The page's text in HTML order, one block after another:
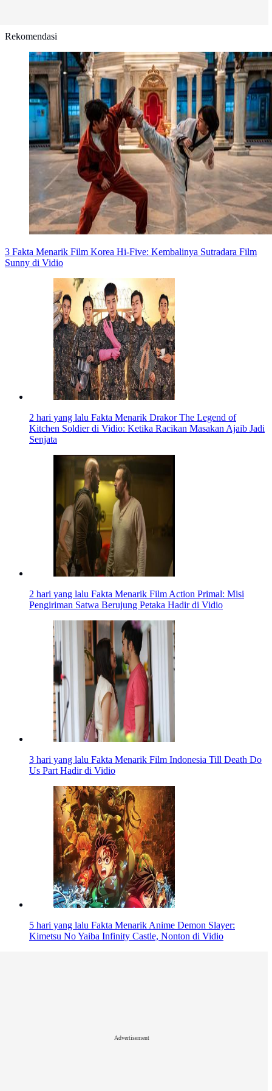
Rekomendasi
3 Fakta Menarik Film Korea Hi-Five: Kembalinya Sutradara Film
Sunny di Vidio
2 hari yang lalu Fakta Menarik Drakor The Legend of
Kitchen Soldier di Vidio: Ketika Racikan Masakan Ajaib Jadi
Senjata
2 hari yang lalu Fakta Menarik Film Action Primal: Misi
Pengiriman Satwa Berujung Petaka Hadir di Vidio
3 hari yang lalu Fakta Menarik Film Indonesia Till Death Do
Us Part Hadir di Vidio
5 hari yang lalu Fakta Menarik Anime Demon Slayer:
Kimetsu No Yaiba Infinity Castle, Nonton di Vidio
Advertisement